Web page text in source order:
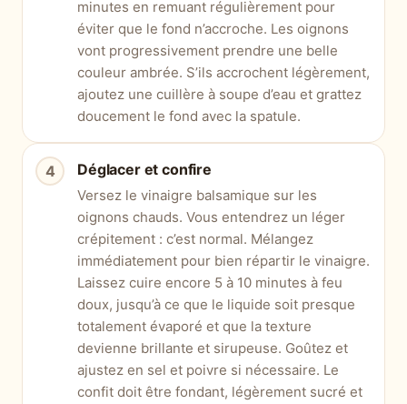
minutes en remuant régulièrement pour
éviter que le fond n’accroche. Les oignons
vont progressivement prendre une belle
couleur ambrée. S’ils accrochent légèrement,
ajoutez une cuillère à soupe d’eau et grattez
doucement le fond avec la spatule.
Déglacer et confire
Versez le vinaigre balsamique sur les
oignons chauds. Vous entendrez un léger
crépitement : c’est normal. Mélangez
immédiatement pour bien répartir le vinaigre.
Laissez cuire encore 5 à 10 minutes à feu
doux, jusqu’à ce que le liquide soit presque
totalement évaporé et que la texture
devienne brillante et sirupeuse. Goûtez et
ajustez en sel et poivre si nécessaire. Le
confit doit être fondant, légèrement sucré et